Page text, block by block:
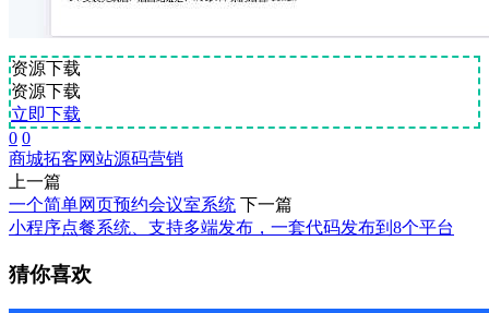
资源下载
资源下载
立即下载
0 0
商城拓客网站源码营销
上一篇
一个简单网页预约会议室系统 下一篇
小程序点餐系统、支持多端发布，一套代码发布到8个平台
猜你喜欢